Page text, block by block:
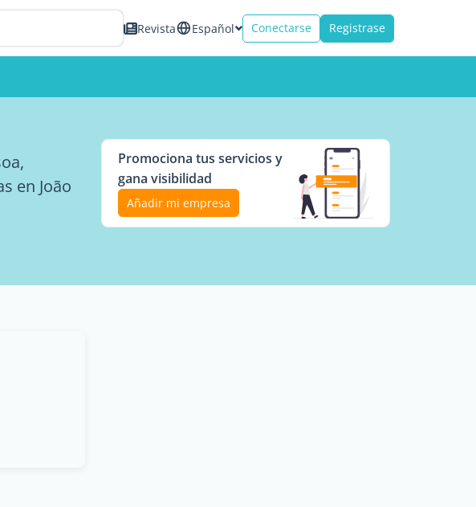
Revista Español Conectarse Registrase
en João
Promociona tus servicios y
gana visibilidad
Añadir mi empresa